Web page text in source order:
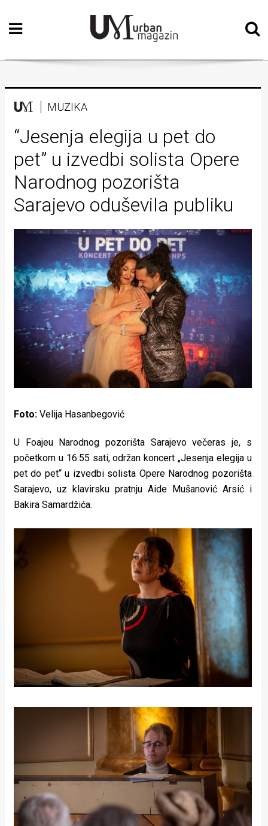
Početna
Vizualne
Teatar
Književnost
Muzika
Film
Intervju
Kolumne
Lifestyle
Beauty
Fashion
Zdravlje
pokretu
Ideje
rade
Urban
Aktuelnosti
Promo
MUZIKA
“Jesenja elegija u pet do
pet” u izvedbi solista Opere
Narodnog pozorišta
Sarajevo oduševila publiku
Foto: Velija Hasanbegović
U Foajeu Narodnog pozorišta Sarajevo večeras je, s
početkom u 16:55 sati, održan koncert „Jesenja elegija u
pet do pet“ u izvedbi solista Opere Narodnog pozorišta
Sarajevo, uz klavirsku pratnju Aide Mušanović Arsić i
Bakira Samardžića.